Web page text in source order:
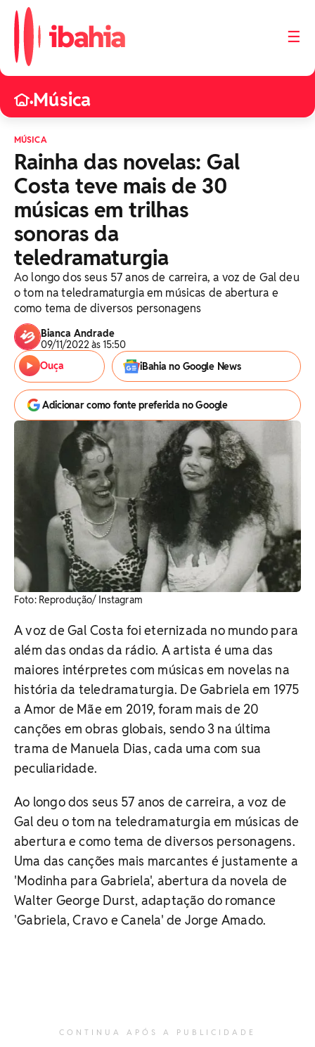
☰
•Música
MÚSICA
Rainha das novelas: Gal
Costa teve mais de 30
músicas em trilhas
sonoras da
teledramaturgia
Ao longo dos seus 57 anos de carreira, a voz de Gal deu
o tom na teledramaturgia em músicas de abertura e
como tema de diversos personagens
Bianca Andrade
09/11/2022 às 15:50
Ouça
iBahia no Google News
Adicionar como fonte preferida no Google
Foto: Reprodução/ Instagram
A voz de Gal Costa foi eternizada no mundo para
além das ondas da rádio. A artista é uma das
maiores intérpretes com músicas em novelas na
história da teledramaturgia. De Gabriela em 1975
a Amor de Mãe em 2019, foram mais de 20
canções em obras globais, sendo 3 na última
trama de Manuela Dias, cada uma com sua
peculiaridade.
Ao longo dos seus 57 anos de carreira, a voz de
Gal deu o tom na teledramaturgia em músicas de
abertura e como tema de diversos personagens.
Uma das canções mais marcantes é justamente a
'Modinha para Gabriela', abertura da novela de
Walter George Durst, adaptação do romance
'Gabriela, Cravo e Canela' de Jorge Amado.
CONTINUA APÓS A PUBLICIDADE